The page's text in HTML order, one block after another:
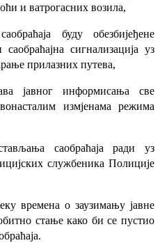
и ватрогасних возила,
буду обезбијеђене
сигнализација уз
прилазних путева,
јавног информисања све
измјенама режима
саобраћаја ради уз
службеника Полиције
времена о заузимању јавне
стање како би се пустио